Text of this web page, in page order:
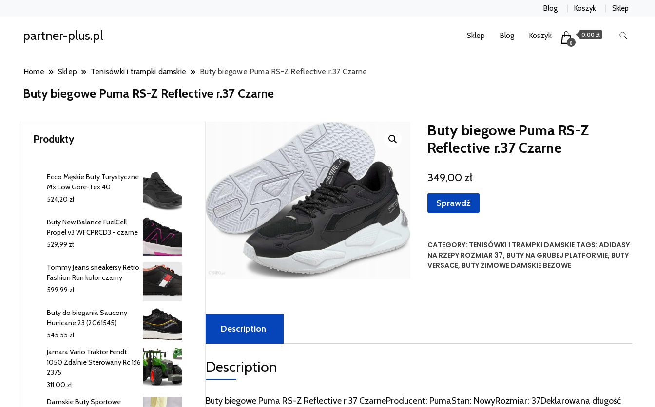
Blog Koszyk Sklep
partner-plus.pl Sklep Blog Koszyk
0
0,00 zł
Home Sklep Tenisówki i trampki damskie Buty biegowe Puma RS-Z Reflective r.37 Czarne
Buty biegowe Puma RS-Z Reflective r.37 Czarne
Buty biegowe Puma RS-Z
Reflective r.37 Czarne
349,00 zł
Sprawdź
CATEGORY: TENISÓWKI I TRAMPKI DAMSKIE TAGS: ADIDASY
NA RZEPY ROZMIAR 37, BUTY NA GRUBEJ PLATFORMIE, BUTY
VERSACE, BUTY ZIMOWE DAMSKIE BEZOWE
Description
Description
Buty biegowe Puma RS-Z Reflective r.37 CzarneProducent: PumaStan: NowyRozmiar: 37Deklarowana długość
Produkty
Ecco Męskie Buty Turystyczne
Mx Low Gore-Tex 40
524,20 zł
Buty New Balance FuelCell
Propel v3 WFCPRCD3 - czarne
529,99 zł
Tommy Jeans sneakersy Retro
Fashion Run kolor czarny
599,99 zł
Buty do biegania Saucony
Hurricane 23 (2061545)
545,55 zł
Jamara Vario Traktor Fendt
1050 Zdalnie Sterowany Rc 1:16
2375
311,00 zł
Damskie Buty Sportowe